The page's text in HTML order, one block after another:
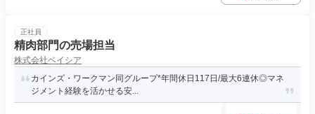
正社員
精肉部門の売場担当
株式会社ベイシア
カインズ・ワークマン同グループ*年間休日117日/最大6連休◎マネ
ジメント経験を活かせる安...